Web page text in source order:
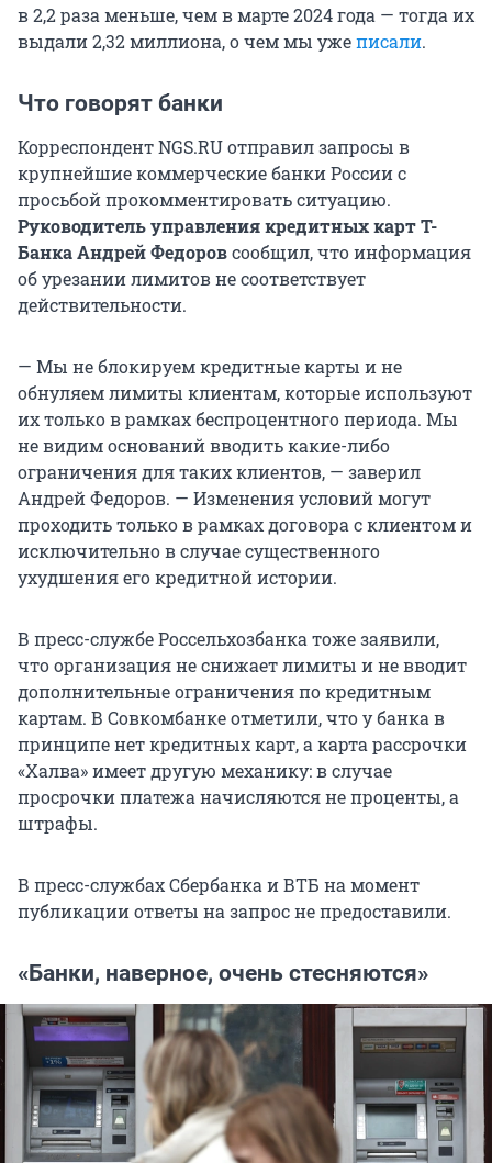
в 2,2 раза меньше, чем в марте 2024 года — тогда их
выдали 2,32 миллиона, о чем мы ужеписали.
Что говорят банки
Корреспондент NGS.RU отправил запросы в
крупнейшие коммерческие банки России с
просьбой прокомментировать ситуацию.
Руководитель управления кредитных карт Т-
Банка Андрей Федоровсообщил, что информация
об урезании лимитов не соответствует
действительности.
— Мы не блокируем кредитные карты и не
обнуляем лимиты клиентам, которые используют
их только в рамках беспроцентного периода. Мы
не видим оснований вводить какие-либо
ограничения для таких клиентов, — заверил
Андрей Федоров. — Изменения условий могут
проходить только в рамках договора с клиентом и
исключительно в случае существенного
ухудшения его кредитной истории.
В пресс-службе Россельхозбанка тоже заявили,
что организация не снижает лимиты и не вводит
дополнительные ограничения по кредитным
картам. В Совкомбанке отметили, что у банка в
принципе нет кредитных карт, а карта рассрочки
«Халва» имеет другую механику: в случае
просрочки платежа начисляются не проценты, а
штрафы.
В пресс-службах Сбербанка и ВТБ на момент
публикации ответы на запрос не предоставили.
«Банки, наверное, очень стесняются»